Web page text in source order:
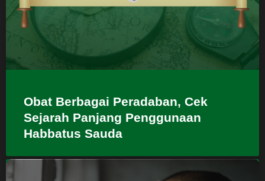
Obat Berbagai Peradaban, Cek
Sejarah Panjang Penggunaan
Habbatus Sauda